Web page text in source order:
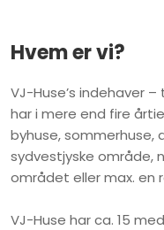
Hvem er vi?
VJ-Huse’s indehaver
har i mere end fire
byhuse, sommerhuse,
sydvestjyske område,
området eller max. en
VJ-Huse har ca. 15